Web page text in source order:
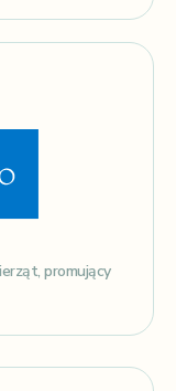
promujący